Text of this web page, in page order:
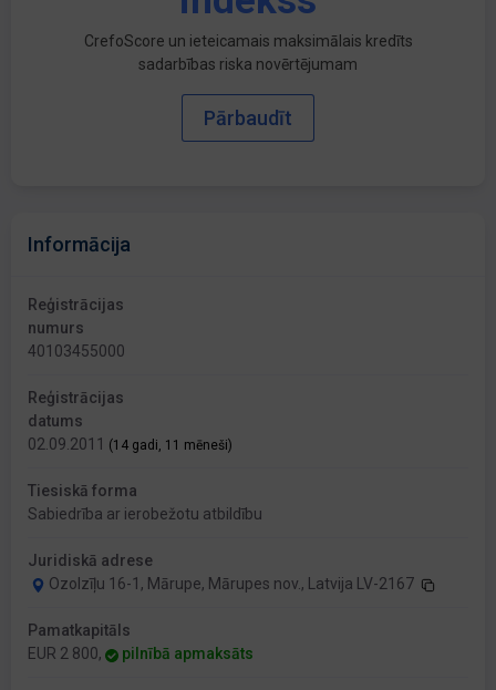
CrefoScore un ieteicamais maksimālais kredīts
sadarbības riska novērtējumam
Pārbaudīt
Informācija
Reģistrācijas
numurs
40103455000
Reģistrācijas
datums
02.09.2011 (14 gadi, 11 mēneši)
Tiesiskā forma
Sabiedrība ar ierobežotu atbildību
Juridiskā adrese
Ozolzīļu 16-1, Mārupe, Mārupes nov., Latvija LV-2167
Pamatkapitāls
EUR 2 800,
pilnībā apmaksāts